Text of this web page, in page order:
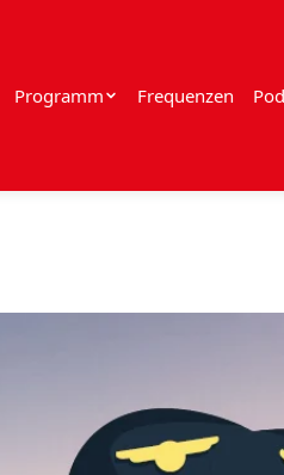
Programm Frequenzen